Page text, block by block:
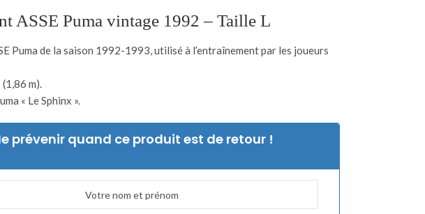
ASSE Puma vintage 1992 – Taille L
Puma de la saison 1992-1993, utilisé à l’entraînement par les joueurs
m).
« Le Sphinx ».
prévenir quand ce produit est de retour !